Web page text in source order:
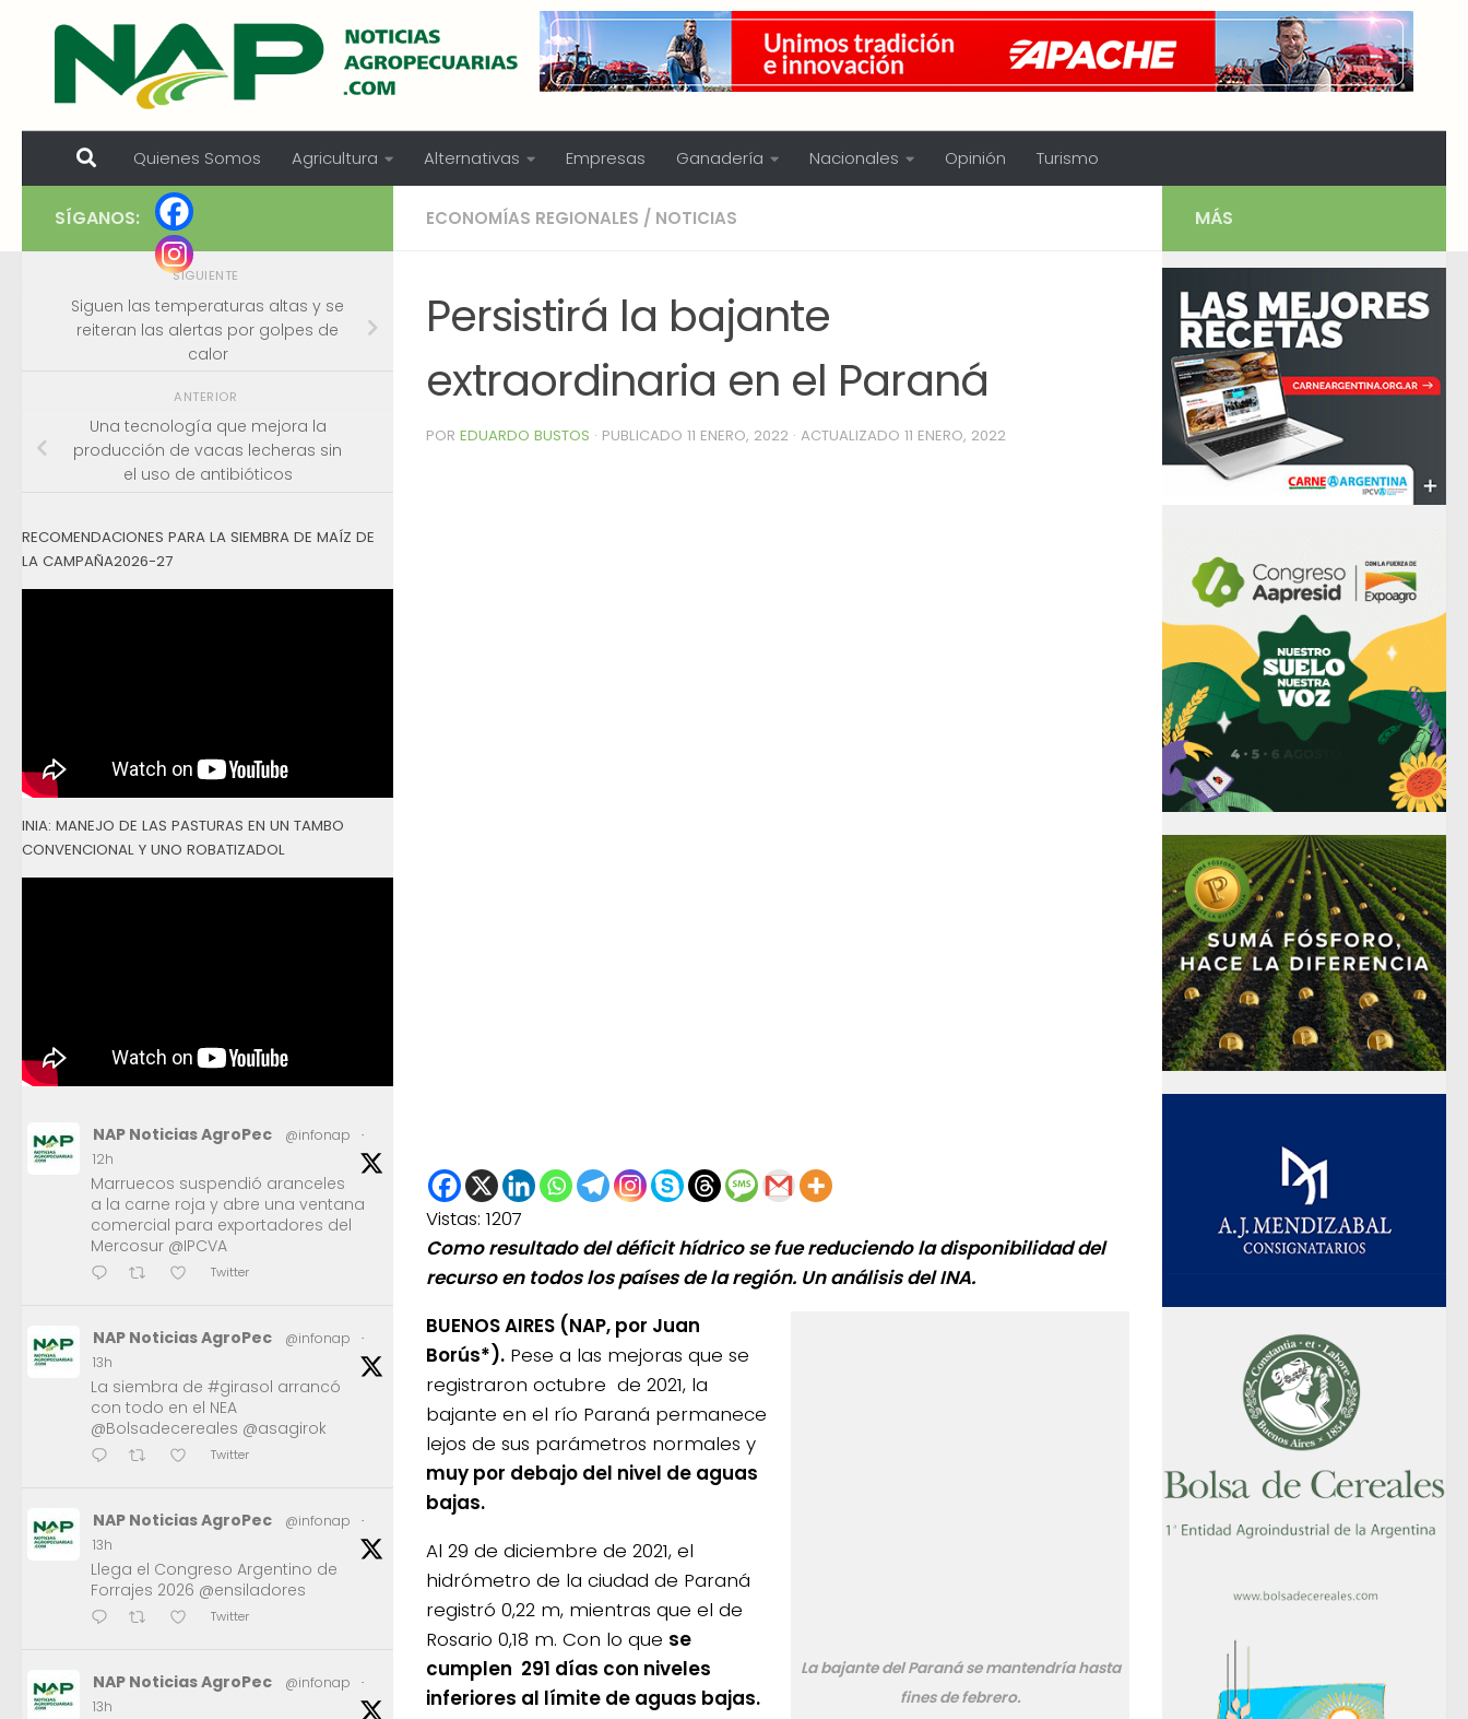
Skip to content
Quienes Somos Agricultura Alternativas Empresas Ganadería Nacionales Opinión Turismo
ECONOMÍAS REGIONALES / NOTICIAS
Persistirá la bajante
extraordinaria en el Paraná
POR EDUARDO BUSTOS · PUBLICADO 11 ENERO, 2022 · ACTUALIZADO 11 ENERO, 2022
Vistas: 1207
Como resultado del déficit hídrico se fue reduciendo la disponibilidad del
recurso en todos los países de la región. Un análisis del INA.
La bajante del Paraná se mantendría hasta
fines de febrero.
BUENOS AIRES (NAP, por Juan
Borús*). Pese a las mejoras que se
registraron octubre de 2021, la
bajante en el río Paraná permanece
lejos de sus parámetros normales y
muy por debajo del nivel de aguas
bajas.
Al 29 de diciembre de 2021, el
hidrómetro de la ciudad de Paraná
registró 0,22 m, mientras que el de
Rosario 0,18 m. Con lo que se
cumplen 291 días con niveles
inferiores al límite de aguas bajas.
SÍGANOS:
SIGUIENTE
Siguen las temperaturas altas y se
reiteran las alertas por golpes de
calor
ANTERIOR
Una tecnología que mejora la
producción de vacas lecheras sin
el uso de antibióticos
RECOMENDACIONES PARA LA SIEMBRA DE MAÍZ DE
LA CAMPAÑA2026-27
INIA: MANEJO DE LAS PASTURAS EN UN TAMBO
CONVENCIONAL Y UNO ROBATIZADOL
NAP Noticias AgroPec @infonap
·
12h
Marruecos suspendió aranceles
a la carne roja y abre una ventana
comercial para exportadores del
Mercosur @IPCVA
Twitter
NAP Noticias AgroPec @infonap
·
13h
La siembra de #girasol arrancó
con todo en el NEA
@Bolsadecereales @asagirok
Twitter
NAP Noticias AgroPec @infonap
·
13h
Llega el Congreso Argentino de
Forrajes 2026 @ensiladores
Twitter
NAP Noticias AgroPec @infonap
·
13h
MÁS